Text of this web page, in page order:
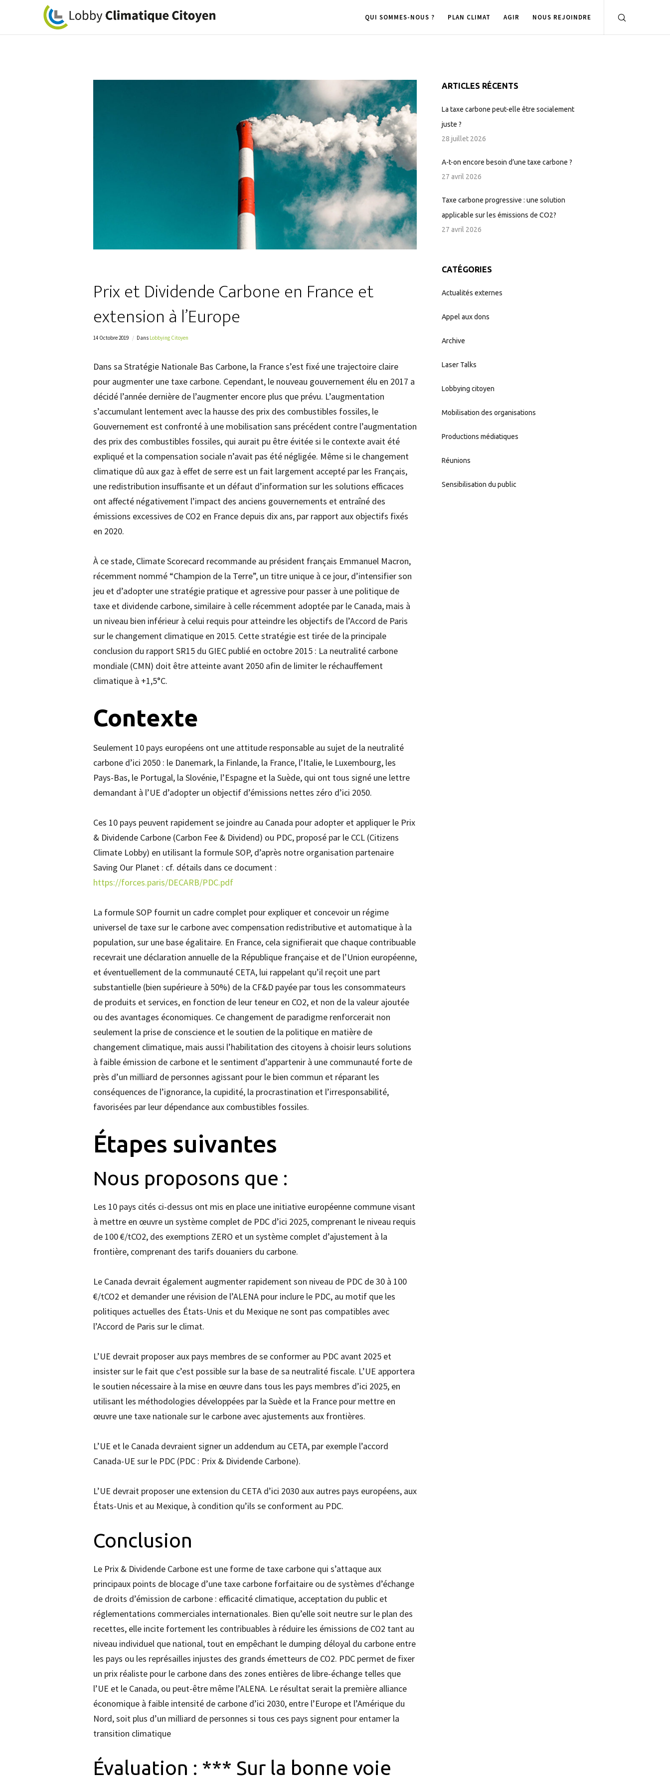
QUI SOMMES-NOUS ? PLAN CLIMAT AGIR NOUS REJOINDRE
Prix et Dividende Carbone en France et
extension à l’Europe
14 Octobre 2019 Dans Lobbying Citoyen
Dans sa Stratégie Nationale Bas Carbone, la France s’est fixé une trajectoire claire
pour augmenter une taxe carbone. Cependant, le nouveau gouvernement élu en 2017 a
décidé l’année dernière de l’augmenter encore plus que prévu. L’augmentation
s’accumulant lentement avec la hausse des prix des combustibles fossiles, le
Gouvernement est confronté à une mobilisation sans précédent contre l’augmentation
des prix des combustibles fossiles, qui aurait pu être évitée si le contexte avait été
expliqué et la compensation sociale n’avait pas été négligée. Même si le changement
climatique dû aux gaz à effet de serre est un fait largement accepté par les Français,
une redistribution insuffisante et un défaut d’information sur les solutions efficaces
ont affecté négativement l’impact des anciens gouvernements et entraîné des
émissions excessives de CO2 en France depuis dix ans, par rapport aux objectifs fixés
en 2020.
À ce stade, Climate Scorecard recommande au président français Emmanuel Macron,
récemment nommé “Champion de la Terre”, un titre unique à ce jour, d’intensifier son
jeu et d’adopter une stratégie pratique et agressive pour passer à une politique de
taxe et dividende carbone, similaire à celle récemment adoptée par le Canada, mais à
un niveau bien inférieur à celui requis pour atteindre les objectifs de l’Accord de Paris
sur le changement climatique en 2015. Cette stratégie est tirée de la principale
conclusion du rapport SR15 du GIEC publié en octobre 2015 : La neutralité carbone
mondiale (CMN) doit être atteinte avant 2050 afin de limiter le réchauffement
climatique à +1,5°C.
Contexte
Seulement 10 pays européens ont une attitude responsable au sujet de la neutralité
carbone d’ici 2050 : le Danemark, la Finlande, la France, l’Italie, le Luxembourg, les
Pays-Bas, le Portugal, la Slovénie, l’Espagne et la Suède, qui ont tous signé une lettre
demandant à l’UE d’adopter un objectif d’émissions nettes zéro d’ici 2050.
Ces 10 pays peuvent rapidement se joindre au Canada pour adopter et appliquer le Prix
& Dividende Carbone (Carbon Fee & Dividend) ou PDC, proposé par le CCL (Citizens
Climate Lobby) en utilisant la formule SOP, d’après notre organisation partenaire
Saving Our Planet : cf. détails dans ce document :
https://forces.paris/DECARB/PDC.pdf
La formule SOP fournit un cadre complet pour expliquer et concevoir un régime
universel de taxe sur le carbone avec compensation redistributive et automatique à la
population, sur une base égalitaire. En France, cela signifierait que chaque contribuable
recevrait une déclaration annuelle de la République française et de l’Union européenne,
et éventuellement de la communauté CETA, lui rappelant qu’il reçoit une part
substantielle (bien supérieure à 50%) de la CF&D payée par tous les consommateurs
de produits et services, en fonction de leur teneur en CO2, et non de la valeur ajoutée
ou des avantages économiques. Ce changement de paradigme renforcerait non
seulement la prise de conscience et le soutien de la politique en matière de
changement climatique, mais aussi l’habilitation des citoyens à choisir leurs solutions
à faible émission de carbone et le sentiment d’appartenir à une communauté forte de
près d’un milliard de personnes agissant pour le bien commun et réparant les
conséquences de l’ignorance, la cupidité, la procrastination et l’irresponsabilité,
favorisées par leur dépendance aux combustibles fossiles.
Étapes suivantes
Nous proposons que :
Les 10 pays cités ci-dessus ont mis en place une initiative européenne commune visant
à mettre en œuvre un système complet de PDC d’ici 2025, comprenant le niveau requis
de 100 €/tCO2, des exemptions ZERO et un système complet d’ajustement à la
frontière, comprenant des tarifs douaniers du carbone.
Le Canada devrait également augmenter rapidement son niveau de PDC de 30 à 100
€/tCO2 et demander une révision de l’ALENA pour inclure le PDC, au motif que les
politiques actuelles des États-Unis et du Mexique ne sont pas compatibles avec
l’Accord de Paris sur le climat.
L’UE devrait proposer aux pays membres de se conformer au PDC avant 2025 et
insister sur le fait que c’est possible sur la base de sa neutralité fiscale. L’UE apportera
le soutien nécessaire à la mise en œuvre dans tous les pays membres d’ici 2025, en
utilisant les méthodologies développées par la Suède et la France pour mettre en
œuvre une taxe nationale sur le carbone avec ajustements aux frontières.
L’UE et le Canada devraient signer un addendum au CETA, par exemple l’accord
Canada-UE sur le PDC (PDC : Prix & Dividende Carbone).
L’UE devrait proposer une extension du CETA d’ici 2030 aux autres pays européens, aux
États-Unis et au Mexique, à condition qu’ils se conforment au PDC.
Conclusion
Le Prix & Dividende Carbone est une forme de taxe carbone qui s’attaque aux
principaux points de blocage d’une taxe carbone forfaitaire ou de systèmes d’échange
de droits d’émission de carbone : efficacité climatique, acceptation du public et
réglementations commerciales internationales. Bien qu’elle soit neutre sur le plan des
recettes, elle incite fortement les contribuables à réduire les émissions de CO2 tant au
niveau individuel que national, tout en empêchant le dumping déloyal du carbone entre
les pays ou les représailles injustes des grands émetteurs de CO2. PDC permet de fixer
un prix réaliste pour le carbone dans des zones entières de libre-échange telles que
l’UE et le Canada, ou peut-être même l’ALENA. Le résultat serait la première alliance
économique à faible intensité de carbone d’ici 2030, entre l’Europe et l’Amérique du
Nord, soit plus d’un milliard de personnes si tous ces pays signent pour entamer la
transition climatique
Évaluation : *** Sur la bonne voie
ARTICLES RÉCENTS
La taxe carbone peut-elle être socialement
juste ?
28 juillet 2026
A-t-on encore besoin d’une taxe carbone ?
27 avril 2026
Taxe carbone progressive : une solution
applicable sur les émissions de CO2?
27 avril 2026
CATÉGORIES
Actualités externes
Appel aux dons
Archive
Laser Talks
Lobbying citoyen
Mobilisation des organisations
Productions médiatiques
Réunions
Sensibilisation du public